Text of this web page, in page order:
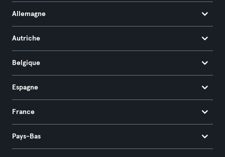
Allemagne
Autriche
Belgique
Espagne
France
Pays-Bas